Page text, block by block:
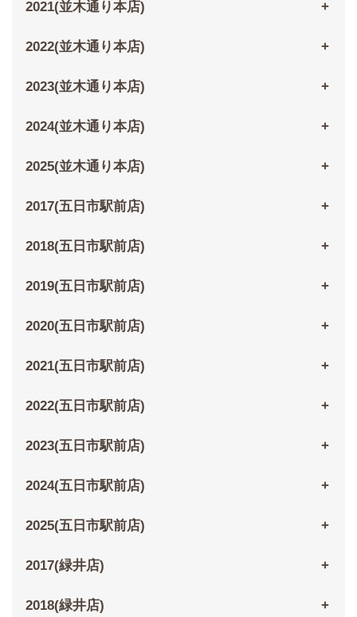
2021(並木通り本店)
2022(並木通り本店)
2023(並木通り本店)
2024(並木通り本店)
2025(並木通り本店)
2017(五日市駅前店)
2018(五日市駅前店)
2019(五日市駅前店)
2020(五日市駅前店)
2021(五日市駅前店)
2022(五日市駅前店)
2023(五日市駅前店)
2024(五日市駅前店)
2025(五日市駅前店)
2017(緑井店)
2018(緑井店)